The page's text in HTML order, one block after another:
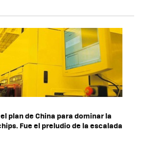
plan de China para dominar la
Fue el preludio de la escalada